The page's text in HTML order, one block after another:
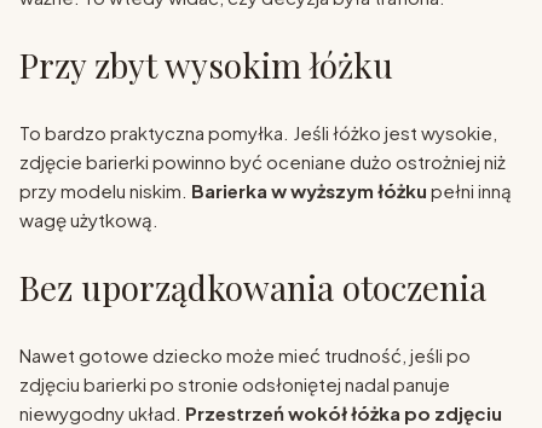
Przy zbyt wysokim łóżku
To bardzo praktyczna pomyłka. Jeśli łóżko jest wysokie,
zdjęcie barierki powinno być oceniane dużo ostrożniej niż
przy modelu niskim. Barierka w wyższym łóżku pełni inną
wagę użytkową.
Bez uporządkowania otoczenia
Nawet gotowe dziecko może mieć trudność, jeśli po
zdjęciu barierki po stronie odsłoniętej nadal panuje
niewygodny układ. Przestrzeń wokół łóżka po zdjęciu